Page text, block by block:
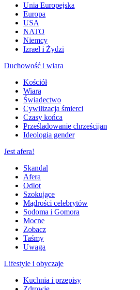
Unia Europejska
Europa
USA
NATO
Niemcy
Izrael i Żydzi
Duchowość i wiara
Kościół
Wiara
Świadectwo
Cywilizacja śmierci
Czasy końca
Prześladowanie chrześcijan
Ideologia gender
Jest afera!
Skandal
Afera
Odlot
Szokujące
Mądrości celebrytów
Sodoma i Gomora
Mocne
Zobacz
Taśmy
Uwaga
Lifestyle i obyczaje
Kuchnia i przepisy